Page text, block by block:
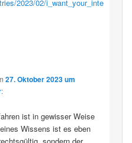
2023/02/i_want_your_inte
27. Oktober 2023 um
:
ist in gewisser Weise
Wissens ist es eben
sondern der